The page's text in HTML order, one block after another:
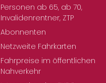
Personen ab 65, ab 70,
Invalidenrentner, ZTP
Abonnenten
Netzweite Fahrkarten
Fahrpreise im öffentlichen
Nahverkehr